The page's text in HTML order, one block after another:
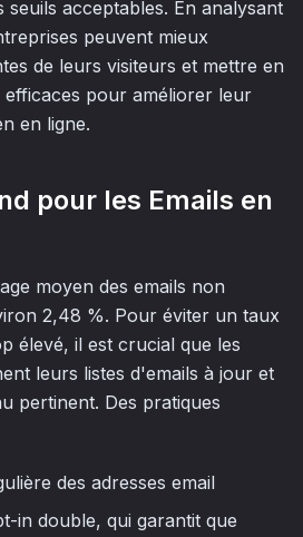
seuils acceptables. En analysant
peuvent mieux
de leurs visiteurs et mettre en
pour améliorer leur
en ligne.
pour les Emails en
moyen des emails non
2,48 %. Pour éviter un taux
élevé, il est crucial que les
leurs listes d'emails à jour et
pertinent. Des pratiques
des adresses email
in double, qui garantit que